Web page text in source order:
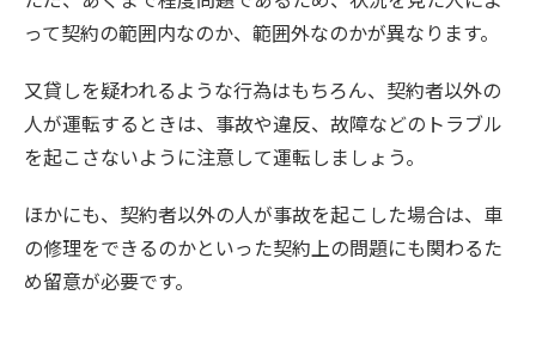
って契約の範囲内なのか、範囲外なのかが異なります。
又貸しを疑われるような行為はもちろん、契約者以外の
人が運転するときは、事故や違反、故障などのトラブル
を起こさないように注意して運転しましょう。
ほかにも、契約者以外の人が事故を起こした場合は、車
の修理をできるのかといった契約上の問題にも関わるた
め留意が必要です。